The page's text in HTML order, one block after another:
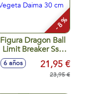
- 8 %
Figura Dragon Ball
Limit Breaker Ss3
Vegeta Daima 30
6 años 21,95 €
23,95 €